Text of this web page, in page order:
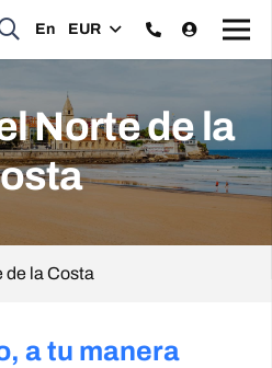
En EUR
Norte de la
de la Costa
a tu manera